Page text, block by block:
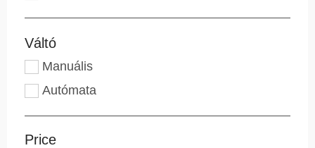
Váltó
Manuális
Autómata
Price